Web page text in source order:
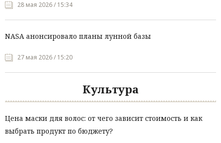
28 мая 2026 / 15:34
NASA анонсировало планы лунной базы
27 мая 2026 / 15:20
Культура
Цена маски для волос: от чего зависит стоимость и как
выбрать продукт по бюджету?